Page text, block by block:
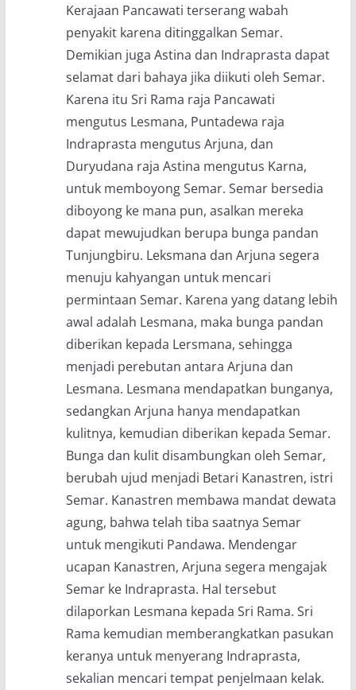
Kerajaan Pancawati terserang wabah
penyakit karena ditinggalkan Semar.
Demikian juga Astina dan Indraprasta dapat
selamat dari bahaya jika diikuti oleh Semar.
Karena itu Sri Rama raja Pancawati
mengutus Lesmana, Puntadewa raja
Indraprasta mengutus Arjuna, dan
Duryudana raja Astina mengutus Karna,
untuk memboyong Semar. Semar bersedia
diboyong ke mana pun, asalkan mereka
dapat mewujudkan berupa bunga pandan
Tunjungbiru. Leksmana dan Arjuna segera
menuju kahyangan untuk mencari
permintaan Semar. Karena yang datang lebih
awal adalah Lesmana, maka bunga pandan
diberikan kepada Lersmana, sehingga
menjadi perebutan antara Arjuna dan
Lesmana. Lesmana mendapatkan bunganya,
sedangkan Arjuna hanya mendapatkan
kulitnya, kemudian diberikan kepada Semar.
Bunga dan kulit disambungkan oleh Semar,
berubah ujud menjadi Betari Kanastren, istri
Semar. Kanastren membawa mandat dewata
agung, bahwa telah tiba saatnya Semar
untuk mengikuti Pandawa. Mendengar
ucapan Kanastren, Arjuna segera mengajak
Semar ke Indraprasta. Hal tersebut
dilaporkan Lesmana kepada Sri Rama. Sri
Rama kemudian memberangkatkan pasukan
keranya untuk menyerang Indraprasta,
sekalian mencari tempat penjelmaan kelak.